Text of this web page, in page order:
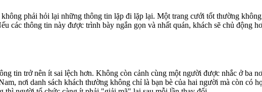
phải hỏi lại những thông tin lặp đi lặp lại. Một trang cưới tốt thường
các thông tin này được trình bày ngắn gọn và nhất quán, khách sẽ chủ động
tin trở nên ít sai lệch hơn. Không còn cảnh cùng một người được nhắc ở ba
nơi danh sách khách thường không chỉ là bạn bè của hai người mà còn có